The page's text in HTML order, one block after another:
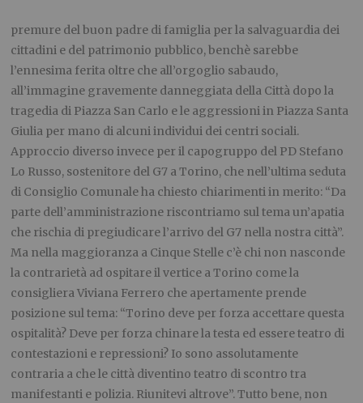
premure del buon padre di famiglia per la salvaguardia dei
cittadini e del patrimonio pubblico, benchè sarebbe
l’ennesima ferita oltre che all’orgoglio sabaudo,
all’immagine gravemente danneggiata della Città dopo la
tragedia di Piazza San Carlo e le aggressioni in Piazza Santa
Giulia per mano di alcuni individui dei centri sociali.
Approccio diverso invece per il capogruppo del PD Stefano
Lo Russo, sostenitore del G7 a Torino, che nell’ultima seduta
di Consiglio Comunale ha chiesto chiarimenti in merito: “Da
parte dell’amministrazione riscontriamo sul tema un’apatia
che rischia di pregiudicare l’arrivo del G7 nella nostra città”.
Ma nella maggioranza a Cinque Stelle c’è chi non nasconde
la contrarietà ad ospitare il vertice a Torino come la
consigliera Viviana Ferrero che apertamente prende
posizione sul tema: “Torino deve per forza accettare questa
ospitalità? Deve per forza chinare la testa ed essere teatro di
contestazioni e repressioni? Io sono assolutamente
contraria a che le città diventino teatro di scontro tra
manifestanti e polizia. Riunitevi altrove”. Tutto bene, non